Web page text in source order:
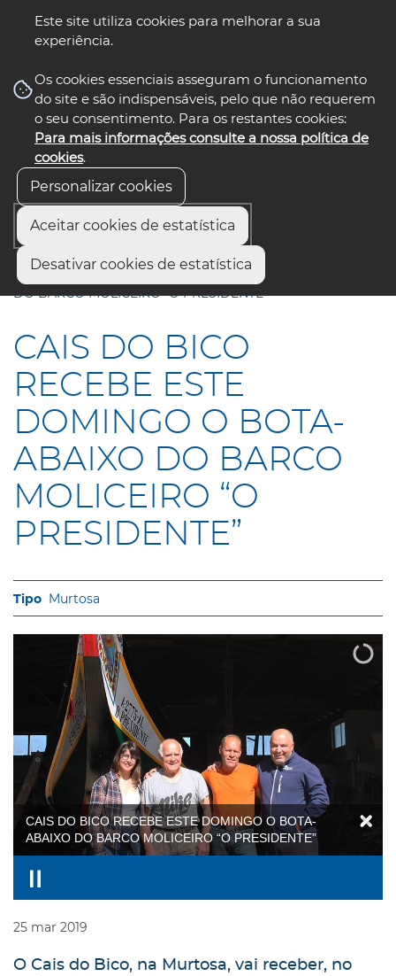
Este site utiliza cookies para melhorar a sua
experiência.
Os cookies essenciais asseguram o funcionamento
do site e são indispensáveis, pelo que não requerem
o seu consentimento. Para os restantes cookies:
Para mais informações consulte a nossa política de
cookies.
Personalizar cookies
Aceitar cookies de estatística
Desativar cookies de estatística
nos select language
Início
CAIS DO BICO RECEBE ESTE DOMINGO O BOTA-ABAIXO
DO BARCO MOLICEIRO “O PRESIDENTE”
CAIS DO BICO
RECEBE ESTE
DOMINGO O BOTA-
ABAIXO DO BARCO
MOLICEIRO “O
PRESIDENTE”
Murtosa
CAIS DO BICO RECEBE ESTE DOMINGO O BOTA-
ABAIXO DO BARCO MOLICEIRO “O PRESIDENTE”
25 mar 2019
O Cais do Bico, na Murtosa, vai receber, no